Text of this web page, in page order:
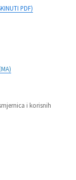
PDF)
i korisnih